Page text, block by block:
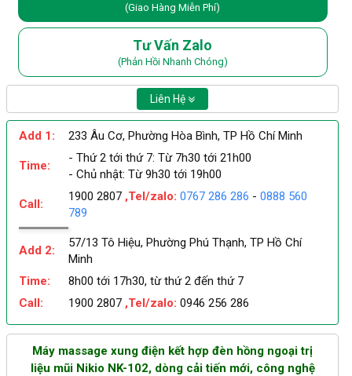
(Giao Hàng Miễn Phí)
Tư Vấn Zalo
(Phản Hồi Nhanh Chóng)
Liên Hệ
Add 1: 233 Âu Cơ, Phường Hòa Bình, TP Hồ Chí Minh
Time:
- Thứ 2 tới thứ 7: Từ 7h30 tới 21h00
- Chủ nhật: Từ 9h30 tới 19h00
Call:
1900 2807 ,Tel/zalo: 0767 286 286 - 0888 560
789
Add 2:
57/13 Tô Hiệu, Phường Phú Thạnh, TP Hồ Chí
Minh
Time:
8h00 tới 17h30, từ thứ 2 đến thứ 7
Call:
1900 2807 ,Tel/zalo: 0946 256 286
Máy massage xung điện kết hợp đèn hồng ngoại trị
liệu mũi Nikio NK-102, dòng cải tiến mới, công nghệ